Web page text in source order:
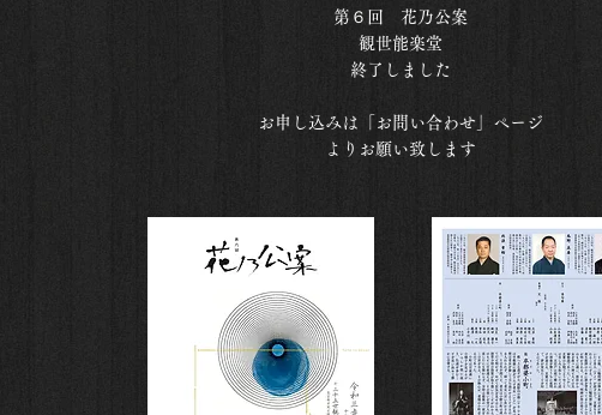
第６回 花乃公案
観世能楽堂
終了しました
お申し込みは「お問い合わせ」ページ
よりお願い致します